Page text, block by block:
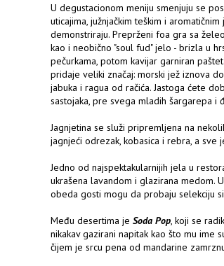
U degustacionom meniju smenjuju se
uticajima, južnjačkim teškim i
demonstriraju. Preprženi foa gra sa
kao i neobično "soul fud" jelo - brizla u
pečurkama, potom kavijar garniran
pridaje veliki značaj: morski jež iznova
jabuka i ragua od račića. Jastoga ćete
sastojaka, pre svega mladih šargarepa i
Jagnjetina se služi pripremljena na
jagnjeći odrezak, kobasica i rebra, a sve
Jedno od najspektakularnijih jela u
ukrašena lavandom i glazirana medom.
obeda gosti mogu da probaju selekciju
Među desertima je Soda Pop, koji se
nikakav gazirani napitak kao što mu ime
čijem je srcu pena od mandarine